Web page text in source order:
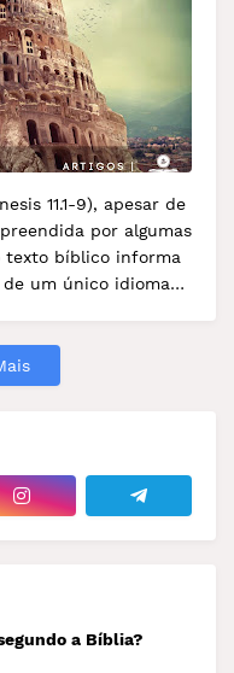
11.1-9), apesar de
por algumas
texto bíblico informa
um único idioma
a Bíblia?